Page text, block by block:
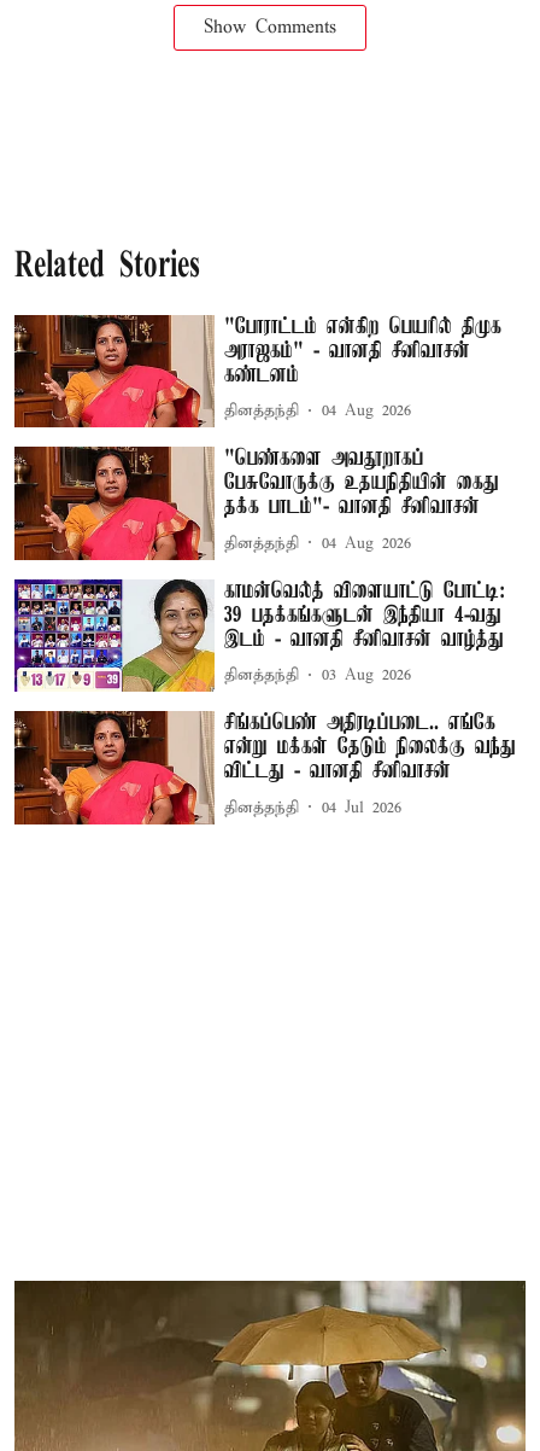
Show Comments
Related Stories
"போராட்டம் என்கிற பெயரில் திமுக
அராஜகம்" - வானதி சீனிவாசன்
கண்டனம்
தினத்தந்தி 04 Aug 2026
"பெண்களை அவதூறாகப்
பேசுவோருக்கு உதயநிதியின் கைது
தக்க பாடம்"- வானதி சீனிவாசன்
தினத்தந்தி 04 Aug 2026
காமன்வெல்த் விளையாட்டு போட்டி:
39 பதக்கங்களுடன் இந்தியா 4-வது
இடம் - வானதி சீனிவாசன் வாழ்த்து
தினத்தந்தி 03 Aug 2026
சிங்கப்பெண் அதிரடிப்படை.. எங்கே
என்று மக்கள் தேடும் நிலைக்கு வந்து
விட்டது - வானதி சீனிவாசன்
தினத்தந்தி 04 Jul 2026